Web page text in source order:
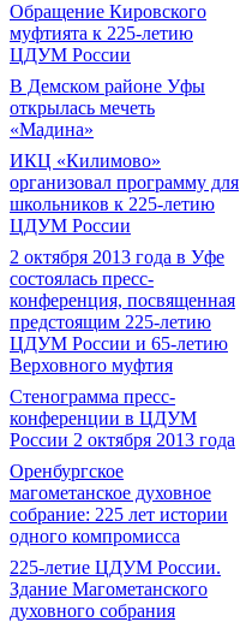
Обращение Кировского
муфтията к 225-летию
ЦДУМ России
В Демском районе Уфы
открылась мечеть
«Мадина»
ИКЦ «Килимово»
организовал программу для
школьников к 225-летию
ЦДУМ России
2 октября 2013 года в Уфе
состоялась пресс-
конференция, посвященная
предстоящим 225-летию
ЦДУМ России и 65-летию
Верховного муфтия
Стенограмма пресс-
конференции в ЦДУМ
России 2 октября 2013 года
Оренбургское
магометанское духовное
собрание: 225 лет истории
одного компромисса
225-летие ЦДУМ России.
Здание Магометанского
духовного собрания